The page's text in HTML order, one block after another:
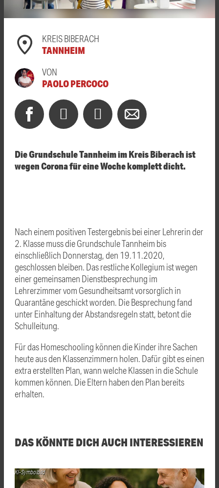
KREIS BIBERACH
TANNHEIM
VON
PAOLO PERCOCO
Die Grundschule Tannheim im Kreis Biberach ist
wegen Corona für eine Woche komplett dicht.
Nach einem positiven Testergebnis bei einer Lehrerin der
2. Klasse muss die Grundschule Tannheim bis
einschließlich Donnerstag, den 19.11.2020,
geschlossen bleiben. Das restliche Kollegium ist wegen
einer gemeinsamen Dienstbesprechung im
Lehrerzimmer vom Gesundheitsamt vorsorglich in
Quarantäne geschickt worden. Die Besprechung fand
unter Einhaltung der Abstandsregeln statt, betont die
Schulleitung.
Für das Homeschooling können die Kinder ihre Sachen
heute aus den Klassenzimmern holen. Dafür gibt es einen
extra erstellten Plan, wann welche Klassen in die Schule
kommen können. Die Eltern haben den Plan bereits
erhalten.
DAS KÖNNTE DICH AUCH INTERESSIEREN
KI-Symbolbild